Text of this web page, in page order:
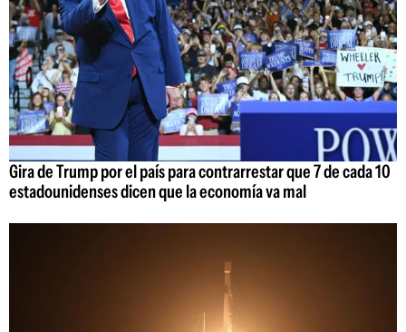
Gira de Trump por el país para contrarrestar que 7 de cada 10
estadounidenses dicen que la economía va mal